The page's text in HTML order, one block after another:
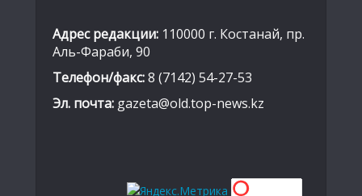
Адрес редакции: 110000 г. Костанай, пр.
Аль-Фараби, 90
Телефон/факс:8 (7142) 54-27-53
Эл. почта: gazeta@old.top-news.kz